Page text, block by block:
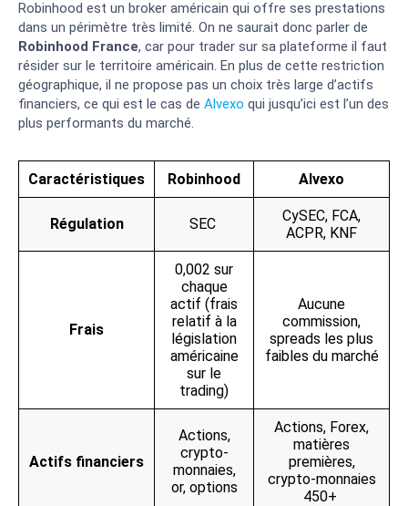
Robinhood est un broker américain qui offre ses prestations
dans un périmètre très limité. On ne saurait donc parler de
Robinhood France, car pour trader sur sa plateforme il faut
résider sur le territoire américain. En plus de cette restriction
géographique, il ne propose pas un choix très large d’actifs
financiers, ce qui est le cas de Alvexo qui jusqu’ici est l’un des
plus performants du marché.
Caractéristiques Robinhood Alvexo
Régulation SEC
CySEC, FCA,
ACPR, KNF
Frais
0,002 sur
chaque
actif (frais
relatif à la
législation
américaine
sur le
trading)
Aucune
commission,
spreads les plus
faibles du marché
Actifs financiers
Actions,
crypto-
monnaies,
or, options
Actions, Forex,
matières
premières,
crypto-monnaies
450+